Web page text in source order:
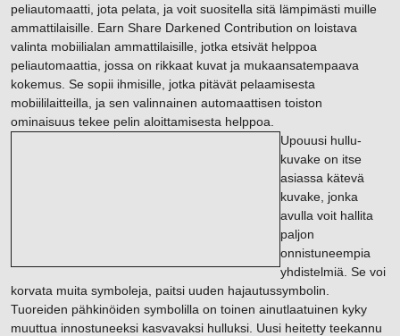
peliautomaatti, jota pelata, ja voit suositella sitä lämpimästi muille
ammattilaisille. Earn Share Darkened Contribution on loistava
valinta mobiilialan ammattilaisille, jotka etsivät helppoa
peliautomaattia, jossa on rikkaat kuvat ja mukaansatempaava
kokemus. Se sopii ihmisille, jotka pitävät pelaamisesta
mobiililaitteilla, ja sen valinnainen automaattisen toiston
ominaisuus tekee pelin aloittamisesta helppoa.
Upouusi hullu-
kuvake on itse
asiassa kätevä
kuvake, jonka
avulla voit hallita
paljon
onnistuneempia
yhdistelmiä. Se voi
korvata muita symboleja, paitsi uuden hajautussymbolin.
Tuoreiden pähkinöiden symbolilla on toinen ainutlaatuinen kyky
muuttua innostuneeksi kasvavaksi hulluksi. Uusi heitetty teekannu